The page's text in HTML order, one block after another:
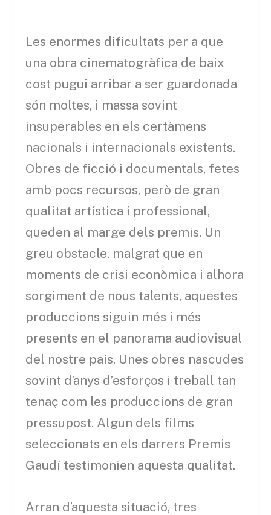
Les enormes dificultats per a que
una obra cinematogràfica de baix
cost pugui arribar a ser guardonada
són moltes, i massa sovint
insuperables en els certàmens
nacionals i internacionals existents.
Obres de ficció i documentals, fetes
amb pocs recursos, però de gran
qualitat artística i professional,
queden al marge dels premis. Un
greu obstacle, malgrat que en
moments de crisi econòmica i alhora
sorgiment de nous talents, aquestes
produccions siguin més i més
presents en el panorama audiovisual
del nostre país. Unes obres nascudes
sovint d’anys d’esforços i treball tan
tenaç com les produccions de gran
pressupost. Algun dels films
seleccionats en els darrers Premis
Gaudí testimonien aquesta qualitat.
Arran d’aquesta situació, tres